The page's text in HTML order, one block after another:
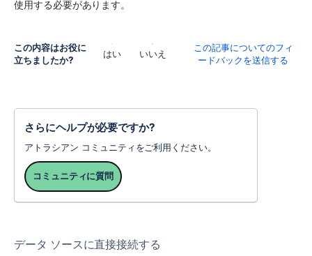
使用する必要があります。
この内容はお役に
立ちましたか?
はい いいえ
この記事についてのフィ
ードバックを送信する
さらにヘルプが必要ですか?
アトラシアン コミュニティをご利用ください。
コミュニティに質問
データ ソースに直接接続する